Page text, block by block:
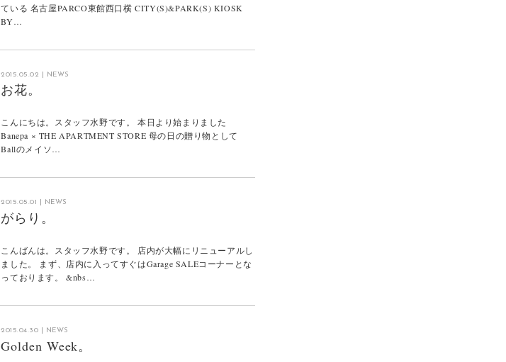
ている 名古屋PARCO東館西口横 CITY(S)&PARK(S) KIOSK
BY…
2015.05.02 NEWS
お花。
こんにちは。スタッフ水野です。 本日より始まりました
Banepa × THE APARTMENT STORE 母の日の贈り物として
Ballのメイソ…
2015.05.01 NEWS
がらり。
こんばんは。スタッフ水野です。 店内が大幅にリニューアルし
ました。 まず、店内に入ってすぐはGarage SALEコーナーとな
っております。 &nbs…
2015.04.30 NEWS
Golden Week。